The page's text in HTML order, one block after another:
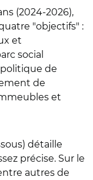
(2024-2026),
"objectifs" :
et
social
de
de
et
détaille
précise. Sur le
autres de